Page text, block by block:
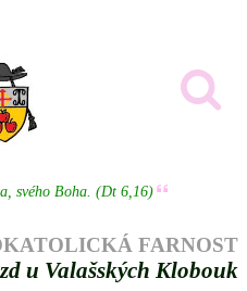
svého Boha. (Dt 6,16)
FARNOST
u Valašských Klobouk